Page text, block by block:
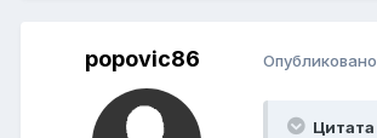
popovic86 Опубликовано
Цитата